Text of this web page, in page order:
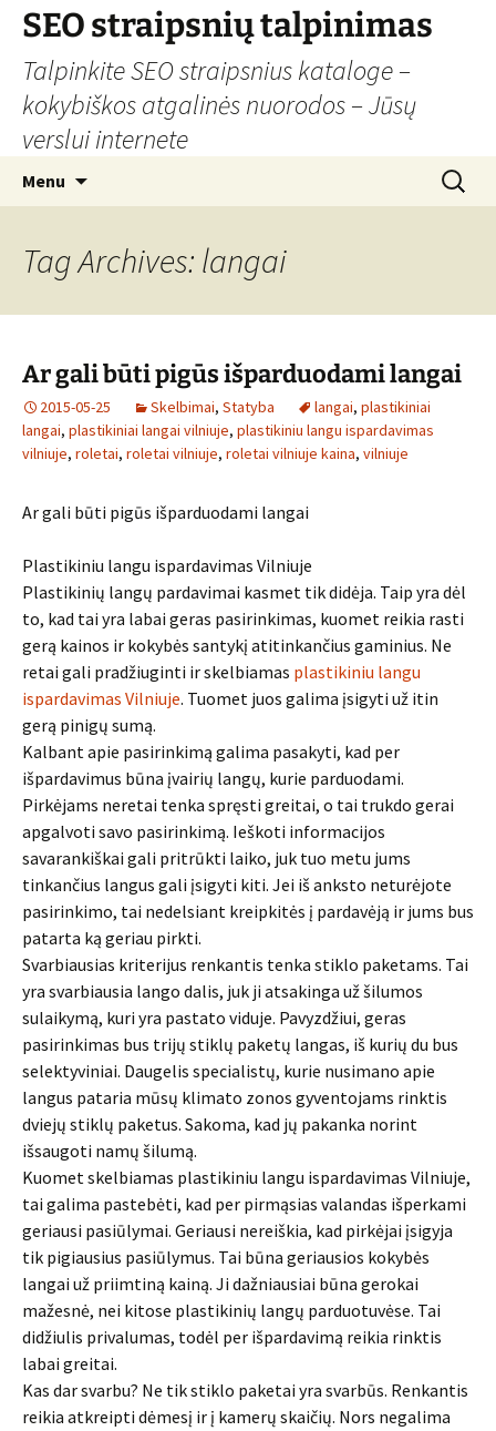
Skip
content
SEO straipsnių talpinimas
Talpinkite SEO straipsnius kataloge –
kokybiškos atgalinės nuorodos – Jūsų
verslui internete
Menu
Search
for:
Tag Archives: langai
Ar gali būti pigūs išparduodami langai
2015-05-25 Skelbimai, Statyba langai, plastikiniai
langai, plastikiniai langai vilniuje, plastikiniu langu ispardavimas
vilniuje, roletai, roletai vilniuje, roletai vilniuje kaina, vilniuje
Ar gali būti pigūs išparduodami langai
Plastikiniu langu ispardavimas Vilniuje
Plastikinių langų pardavimai kasmet tik didėja. Taip yra dėl
to, kad tai yra labai geras pasirinkimas, kuomet reikia rasti
gerą kainos ir kokybės santykį atitinkančius gaminius. Ne
retai gali pradžiuginti ir skelbiamas plastikiniu langu
ispardavimas Vilniuje. Tuomet juos galima įsigyti už itin
gerą pinigų sumą.
Kalbant apie pasirinkimą galima pasakyti, kad per
išpardavimus būna įvairių langų, kurie parduodami.
Pirkėjams neretai tenka spręsti greitai, o tai trukdo gerai
apgalvoti savo pasirinkimą. Ieškoti informacijos
savarankiškai gali pritrūkti laiko, juk tuo metu jums
tinkančius langus gali įsigyti kiti. Jei iš anksto neturėjote
pasirinkimo, tai nedelsiant kreipkitės į pardavėją ir jums bus
patarta ką geriau pirkti.
Svarbiausias kriterijus renkantis tenka stiklo paketams. Tai
yra svarbiausia lango dalis, juk ji atsakinga už šilumos
sulaikymą, kuri yra pastato viduje. Pavyzdžiui, geras
pasirinkimas bus trijų stiklų paketų langas, iš kurių du bus
selektyviniai. Daugelis specialistų, kurie nusimano apie
langus pataria mūsų klimato zonos gyventojams rinktis
dviejų stiklų paketus. Sakoma, kad jų pakanka norint
išsaugoti namų šilumą.
Kuomet skelbiamas plastikiniu langu ispardavimas Vilniuje,
tai galima pastebėti, kad per pirmąsias valandas išperkami
geriausi pasiūlymai. Geriausi nereiškia, kad pirkėjai įsigyja
tik pigiausius pasiūlymus. Tai būna geriausios kokybės
langai už priimtiną kainą. Ji dažniausiai būna gerokai
mažesnė, nei kitose plastikinių langų parduotuvėse. Tai
didžiulis privalumas, todėl per išpardavimą reikia rinktis
labai greitai.
Kas dar svarbu? Ne tik stiklo paketai yra svarbūs. Renkantis
reikia atkreipti dėmesį ir į kamerų skaičių. Nors negalima